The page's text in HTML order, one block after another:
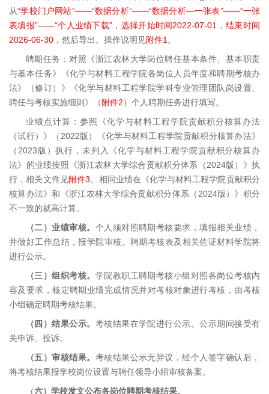
从“学校门户网站”——“数据分析”——“数据分析—一张表”——“一张
表填报”——“个人业绩下载”，选择开始时间2022-07-01，结束时间
2026-06-30 ，然后导出。操作说明见附件1 。
聘期任务：对照《浙江农林大学岗位聘任基本条件、基本职责
与基本任务》《化学与材料工程学院各岗位人员年度和聘期考核办
法》（修订）》《化学与材料工程学院学科专业管理团队岗设置、
聘任与考核实施细则》（ 附件2）个人聘期任务进行填写。
业绩点计算：参照《化学与材料工程学院贡献积分核算办法
（试行）》（2022版）《化学与材料工程学院贡献积分核算办法》
（2023版）执行，未列入《化学与材料工程学院贡献积分核算办
法》的业绩按照《浙江农林大学综合贡献积分体系（2024版）》执
行，相关文件见附件3。相同业绩在《化学与材料工程学院贡献积分
核算办法》和《浙江农林大学综合贡献积分体系（2024版）》积分
不一致的就高计算。
（二）业绩审核。 个人须对照聘期考核要求，填报相关业绩，
并做好工作总结，报学院审核。聘期考核表及相关佐证材料学院将
进行公示。
（三）组织考核。 学院教职工聘期考核小组对照各岗位考核内
容及要求，核定聘期业绩完成情况并对考核对象进行考核，由考核
小组确定聘期考核结果。
（四）结果公示。 考核结果在学院进行公示。公示期间接受有
关申诉、投诉。
（五）审核结果。 考核结果公示无异议，经个人签字确认后，
将考核结果报学校岗位设置与聘任领导小组审核备案。
（六）学校发文公布各岗位聘期考核结果。